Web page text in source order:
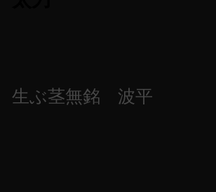
生ぶ茎無銘 波平